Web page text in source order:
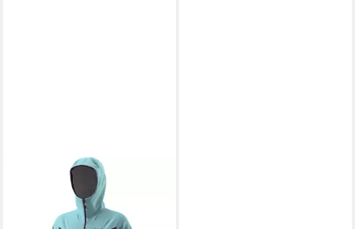
Funktionsjacke Radical
Softshell Jkt W, Damen -